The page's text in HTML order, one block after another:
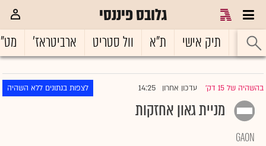
גלובס פיננסי
ראשי תיק אישי ת"א וול סטריט ארביטראז'
בהשהיה של 15 דק' |עדכון אחרון 14:25 לצפות בנתונים ללא השהיה
מניית גאון אחזקות
GAON